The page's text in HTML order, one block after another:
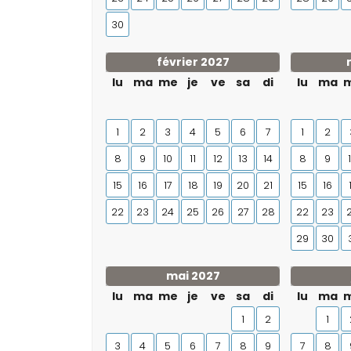
30
février 2027
lu
ma me je ve sa di
1 2 3 4 5 6
7
8
9 10 11 12 13
14
15
16 17 18 19 20
21
22
23 24 25 26 27 28
lu
ma
1 2
8
9
15
16
22
23
29
30
mai 2027
lu
ma me je ve sa di
1
2
3
4 5 6 7 8 9
lu
ma
1
7
8